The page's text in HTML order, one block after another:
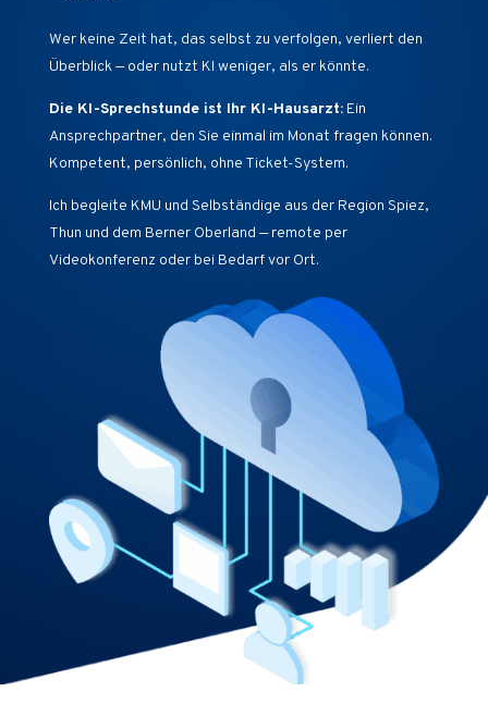
Wer keine Zeit hat, das selbst zu verfolgen, verliert den
Überblick — oder nutzt KI weniger, als er könnte.
Die KI-Sprechstunde ist Ihr KI-Hausarzt:Ein
Ansprechpartner, den Sie einmal im Monat fragen können.
Kompetent, persönlich, ohne Ticket-System.
Ich begleite KMU und Selbständige aus der Region Spiez,
Thun und dem Berner Oberland — remote per
Videokonferenz oder bei Bedarf vor Ort.